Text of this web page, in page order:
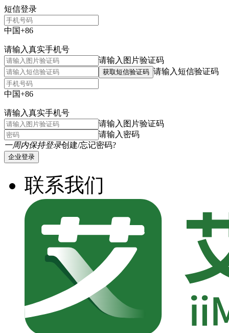
短信登录
中国+86
请输入真实手机号
请输入图片验证码
获取短信验证码 请输入短信验证码
中国+86
请输入真实手机号
请输入图片验证码
请输入密码
一周内保持登录创建/忘记密码?
企业登录
联系我们